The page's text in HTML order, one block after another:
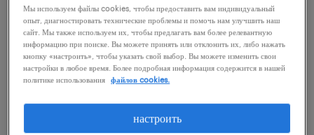
можно работать по трудовому договору или
по договору-поручению (umowa zlecenia),
либо вести предпринимательскую
деятельность;
пенсионный возраст в 60 лет для женщин и
Мы используем файлы cookies, чтобы предоставить вам индивидуальный
опыт, диагностировать технические проблемы и помочь нам улучшить наш
сайт. Мы также используем их, чтобы предлагать вам более релевантную
информацию при поиске. Вы можете принять или отклонить их, либо нажать
кнопку «настроить», чтобы указать свой выбор. Вы можете изменить свои
настройки в любое время. Более подробная информация содержится в нашей
политике использования
файлов cookies.
настроить